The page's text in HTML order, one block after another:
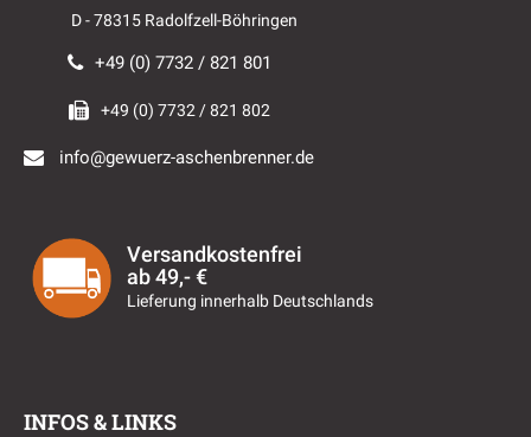
D - 78315 Radolfzell-Böhringen
+49 (0) 7732 / 821 801
+49 (0) 7732 / 821 802
info@gewuerz-aschenbrenner.de
Versandkostenfrei
ab 49,- €
Lieferung innerhalb Deutschlands
INFOS & LINKS